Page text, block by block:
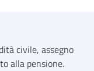
civile, assegno
alla pensione.